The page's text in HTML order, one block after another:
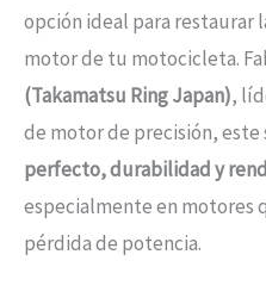
opción ideal para restaurar
motor de tu motocicleta.
(Takamatsu Ring Japan),
de motor de precisión, este
perfecto, durabilidad y
especialmente en motores
pérdida de potencia.